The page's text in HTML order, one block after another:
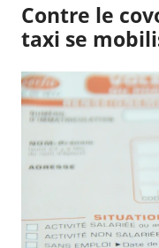
Contre le
taxi se